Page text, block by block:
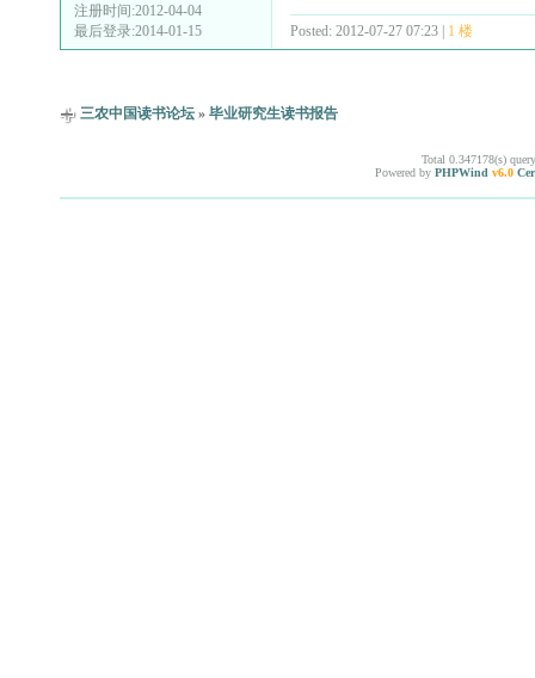
注册时间:2012-04-04
最后登录:2014-01-15
Posted: 2012-07-27 07:23 | 1 楼
三农中国读书论坛 » 毕业研究生读书报告
Total 0.347178(s)
Powered by PHPWind v6.0